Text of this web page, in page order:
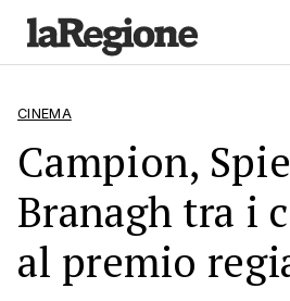
CINEMA
Campion,
Branagh tra i
al premio